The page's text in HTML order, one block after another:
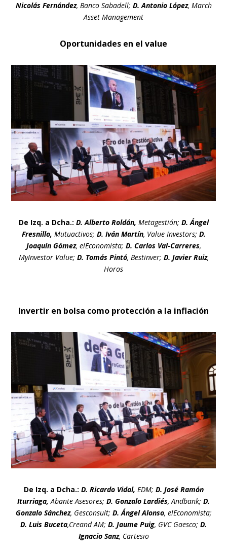
Nicolás Fernández, Banco Sabadell; D. Antonio López, March
Asset Management
Oportunidades en el value
De Izq. a Dcha.: D. Alberto Roldán, Metagestión; D. Ángel
Fresnillo, Mutuactivos; D. Iván Martín, Value Investors; D.
Joaquín Gómez, elEconomista; D. Carlos Val-Carreres,
MyInvestor Value; D. Tomás Pintó, Bestinver; D. Javier Ruiz,
Horos
Invertir en bolsa como protección a la inflación
De Izq. a Dcha.: D. Ricardo Vidal, EDM; D. José Ramón
Iturriaga,Abante Asesores; D. Gonzalo Lardiés, Andbank; D.
Gonzalo Sánchez, Gesconsult; D. Ángel Alonso, elEconomista;
D. Luis Buceta,Creand AM; D. Jaume Puig, GVC Gaesco; D.
Ignacio Sanz, Cartesio